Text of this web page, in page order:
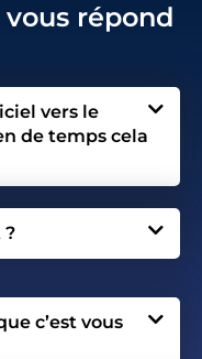
répond
vers le
de temps cela
?
c’est vous